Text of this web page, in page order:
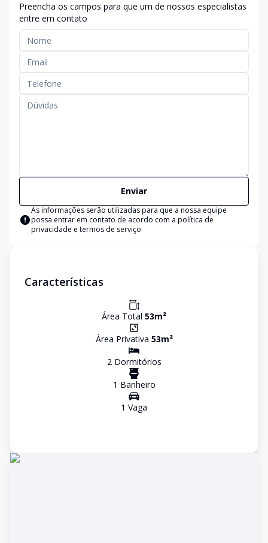
Preencha os campos para que um de nossos especialistas
entre em contato
Enviar
As informações serão utilizadas para que a nossa equipe
possa entrar em contato de acordo com a política de
privacidade e termos de serviço
Características
Área Total 53m²
Área Privativa 53m²
2Dormitórios
1 Banheiro
1 Vaga